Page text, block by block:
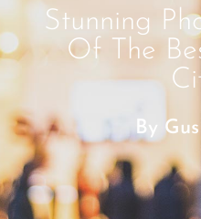
Stunning
Of The
By